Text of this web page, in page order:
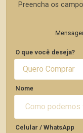
Preencha os
O que você deseja?
Quero Comprar
Nome
Celular / WhatsApp